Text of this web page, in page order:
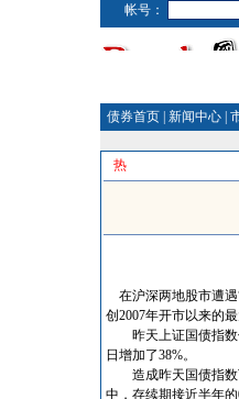
帐号：
债券首页 新闻中心
热
在沪深两地股市遭
创2007年开市以来的最
昨天上证国债指数低
日增加了38%。
造成昨天国债指数下
中，存续期接近半年